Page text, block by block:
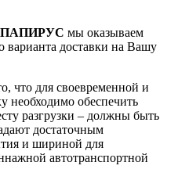
ПАПИРУС мы оказываем
варианта доставки на Вашу
что для своевременной и
необходимо обеспечить
разгрузки – должны быть
достаточным
и шириной для
автотранспортной